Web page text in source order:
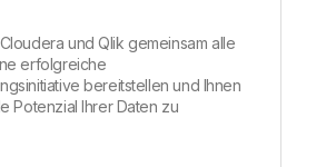
und Qlik gemeinsam alle
erfolgreiche
bereitstellen und Ihnen
Potenzial Ihrer Daten zu